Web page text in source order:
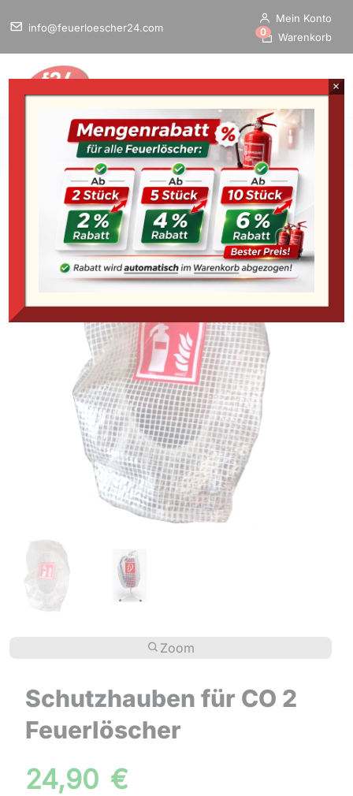
info@feuerloescher24.com
Mein Konto
Warenkorb
0
Startseite»Schutzhauben für CO 2 Feuerlöscher
Zoom
Schutzhauben für CO 2
Feuerlöscher
24,90 €
×